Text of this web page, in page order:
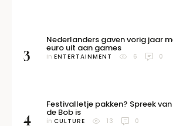
3
Nederlanders gaven vorig jaar
euro uit aan games
in ENTERTAINMENT 6 0
4
Festivalletje pakken? Spreek
de Bob is
in CULTURE 13 0